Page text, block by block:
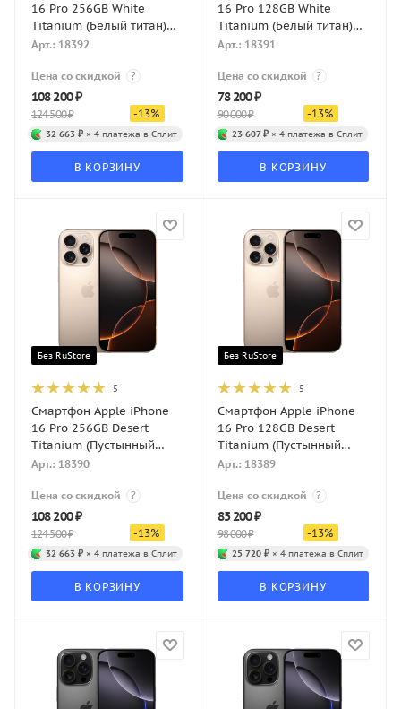
16 Pro 256GB White
Titanium (Белый титан)
Dual-SIM
Арт.: 18392
Цена со скидкой ?
108 200₽
124 500₽ -13%
32 663 ₽ × 4 платежа в Сплит
В КОРЗИНУ
16 Pro 128GB White
Titanium (Белый титан)
Dual-SIM
Арт.: 18391
Цена со скидкой ?
78 200₽
90 000₽ -13%
23 607 ₽× 4 платежа в Сплит
В КОРЗИНУ
Без RuStore
5
Смартфон Apple iPhone
16 Pro 256GB Desert
Titanium (Пустынный
титан) Dual-SIM
Арт.: 18390
Цена со скидкой ?
108 200₽
124 500₽ -13%
32 663 ₽ × 4 платежа в Сплит
В КОРЗИНУ
Без RuStore
5
Смартфон Apple iPhone
16 Pro 128GB Desert
Titanium (Пустынный
титан) Dual-SIM
Арт.: 18389
Цена со скидкой ?
85 200₽
98 000₽ -13%
25 720 ₽× 4 платежа в Сплит
В КОРЗИНУ